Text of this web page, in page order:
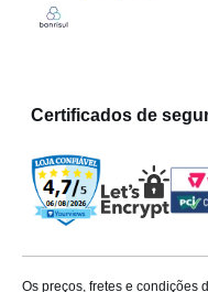
Certificados de
Os preços, fretes e condições